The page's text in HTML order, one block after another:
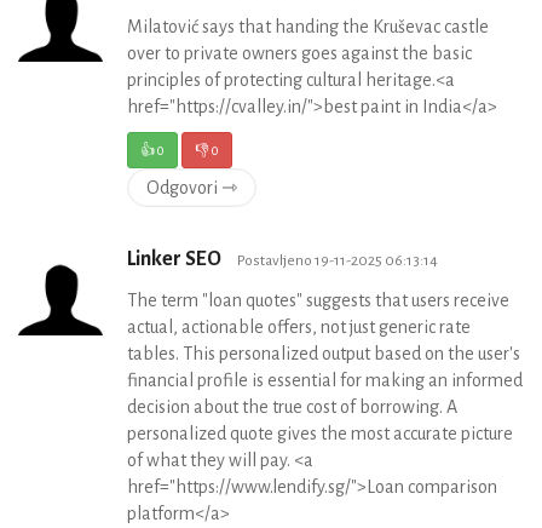
Milatović says that handing the Kruševac castle
over to private owners goes against the basic
principles of protecting cultural heritage.<a
href="https://cvalley.in/">best paint in India</a>
👍0 👎0
Odgovori ⇾
Linker SEO Postavljeno 19-11-2025 06:13:14
The term "loan quotes" suggests that users receive
actual, actionable offers, not just generic rate
tables. This personalized output based on the user's
financial profile is essential for making an informed
decision about the true cost of borrowing. A
personalized quote gives the most accurate picture
of what they will pay. <a
href="https://www.lendify.sg/">Loan comparison
platform</a>